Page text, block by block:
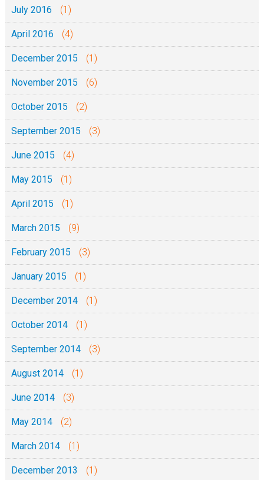
July 2016 (1)
April 2016 (4)
December 2015 (1)
November 2015 (6)
October 2015 (2)
September 2015 (3)
June 2015 (4)
May 2015 (1)
April 2015 (1)
March 2015 (9)
February 2015 (3)
January 2015 (1)
December 2014 (1)
October 2014 (1)
September 2014 (3)
August 2014 (1)
June 2014 (3)
May 2014 (2)
March 2014 (1)
December 2013 (1)